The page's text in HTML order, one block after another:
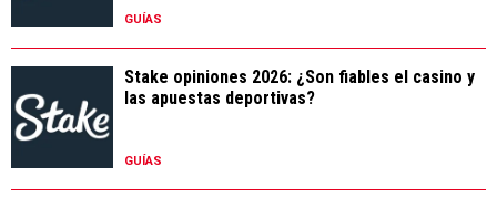
GUÍAS
Stake opiniones 2026: ¿Son fiables el casino y
las apuestas deportivas?
GUÍAS